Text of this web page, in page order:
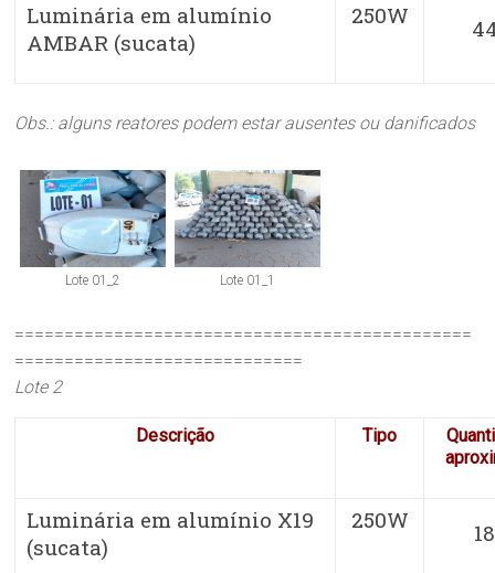
Luminária em alumínio
AMBAR (sucata)
250W
Obs.: alguns reatores podem estar ausentes ou danificados
Lote 01_2 Lote 01_1
==============================================
=============================
Lote 2
Descrição Tipo
Luminária em alumínio X19
(sucata)
250W